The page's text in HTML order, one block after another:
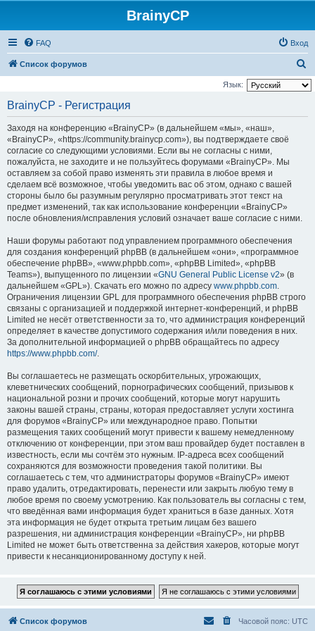
BrainyCP
FAQ Вход
Список форумов
о
Язык:
BrainyCP - Регистрация
Заходя на конференцию «BrainyCP» (в дальнейшем «мы», «наш»,
«BrainyCP», «https://community.brainycp.com»), вы подтверждаете своё
согласие со следующими условиями. Если вы не согласны с ними,
пожалуйста, не заходите и не пользуйтесь форумами «BrainyCP». Мы
оставляем за собой право изменять эти правила в любое время и
сделаем всё возможное, чтобы уведомить вас об этом, однако с вашей
стороны было бы разумным регулярно просматривать этот текст на
предмет изменений, так как использование конференции «BrainyCP»
после обновления/исправления условий означает ваше согласие с ними.
Наши форумы работают под управлением программного обеспечения
для создания конференций phpBB (в дальнейшем «они», «программное
обеспечение phpBB», «www.phpbb.com», «phpBB Limited», «phpBB
Teams»), выпущенного по лицензии «GNU General Public License v2» (в
дальнейшем «GPL»). Скачать его можно по адресу www.phpbb.com.
Ограничения лицензии GPL для программного обеспечения phpBB строго
связаны с организацией и поддержкой интернет-конференций, и phpBB
Limited не несёт ответственности за то, что администрация конференций
определяет в качестве допустимого содержания и/или поведения в них.
За дополнительной информацией о phpBB обращайтесь по адресу
https://www.phpbb.com/.
Вы соглашаетесь не размещать оскорбительных, угрожающих,
клеветнических сообщений, порнографических сообщений, призывов к
национальной розни и прочих сообщений, которые могут нарушить
законы вашей страны, страны, которая предоставляет услуги хостинга
для форумов «BrainyCP» или международное право. Попытки
размещения таких сообщений могут привести к вашему немедленному
отключению от конференции, при этом ваш провайдер будет поставлен в
известность, если мы сочтём это нужным. IP-адреса всех сообщений
сохраняются для возможности проведения такой политики. Вы
соглашаетесь с тем, что администраторы форумов «BrainyCP» имеют
право удалить, отредактировать, перенести или закрыть любую тему в
любое время по своему усмотрению. Как пользователь вы согласны с тем,
что введённая вами информация будет храниться в базе данных. Хотя
эта информация не будет открыта третьим лицам без вашего
разрешения, ни администрация конференции «BrainyCP», ни phpBB
Limited не может быть ответственна за действия хакеров, которые могут
привести к несанкционированному доступу к ней.
Список форумов Часовой пояс: UTC